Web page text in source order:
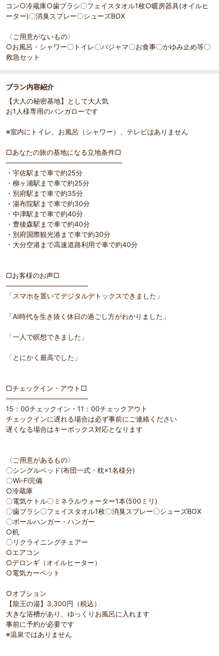
コン○冷蔵庫○歯ブラシ〇フェイスタオル1枚○暖房器具(オイルヒ
ーター)〇消臭スプレー〇シューズBOX
〈ご用意がないもの〉
○お風呂・シャワー〇トイレ〇パジャマ〇お食事〇かゆみ止め等〇
救急セット
プラン内容紹介
【大人の秘密基地】として大人気
お1人様専用のバンガローです
※室内にトイレ、お風呂（シャワー）、テレビはありません
□あなたの旅の基地になる立地条件□
―――――――――――――――――
・宇佐駅まで車で約25分
・柳ヶ浦駅まで車で約25分
・別府駅まで車で約35分
・湯布院駅まで車で約30分
・中津駅まで車で約40分
・豊後森駅まで車で約40分
・別府国際観光港まで車で約30分
・大分空港まで高速道路利用で車で約40分
□お客様のお声□
――――――――――――
「スマホを置いてデジタルデトックスできました」
「AI時代を生き抜く休日の過ごし方がわかりました」
「一人で瞑想できました」
「とにかく最高でした」
□チェックイン・アウト□
――――――――――――
15：00チェックイン・11：00チェックアウト
チェックインに遅れる場合は必ず事前にご連絡ください
遅くなる場合はキーボックス対応となります
〈ご用意があるもの〉
〇シングルベッド(布団一式・枕×1名様分)
〇Wi-Fi完備
○冷蔵庫
〇電気ケトル〇ミネラルウォーター1本(500ミリ)
〇歯ブラシ〇フェイスタオル1枚〇消臭スプレー〇シューズBOX
〇ポールハンガー・ハンガー
○机
〇リクライニングチェアー
○エアコン
○デロンギ（オイルヒーター）
○電気カーペット
○オプション
【龍王の湯】3,300円（税込）
大きな浴槽があり、ゆっくりお風呂に入れます
事前に予約が必要です
※温泉ではありません
部屋詳細（1/2）
Pr
evi
ou
s
個人専用バンガロー「クロ木箱」【スマホを置いてデジ
タルデトックス】できます。ミニ冷蔵庫、空調付
お1人
xt